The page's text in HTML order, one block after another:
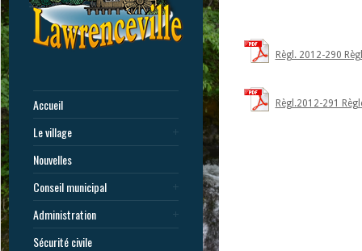
Accueil
Le village
Nouvelles
Conseil municipal
Administration
Sécurité civile
Règl. 2012-290
Règl.2012-291